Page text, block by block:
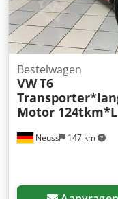
Neuss 147 km
Bestelwagen
VWT6
Motor